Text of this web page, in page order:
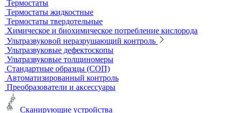
Сушильные шкафы и муфельные печи
Муфельные печи
Шкафы сушильные
Электропечи низкотемпературные
Термостаты, бани и инкубаторы
Бани
Бани серологические
Водяные бани
Инкубаторы
Масляные бани
Песчаные бани
Сухие бани